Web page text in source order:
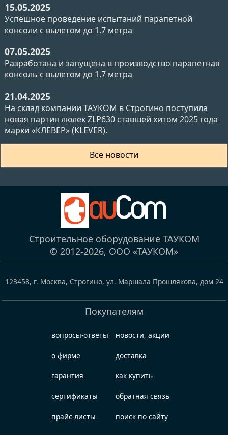
15.05.2025
Успешное проведение испытаний парапетной
консоли с вылетом до 1.7 метра
07.05.2025
Разработана и запущена в производство парапетная
консоль с вылетом до 1.7 метра
21.04.2025
На склад компании ТАУКОМ в Строгино поступила
новая партия люлек ZLP630 ставшей хитом 2025 года
марки «КЛЕВЕР» (KLEVER).
Все новости
Строительное оборудование ТАУКОМ
© 2012-2026, ООО «ТАУКОМ»
123458, г. Москва, Строгино, ул. Маршала Прошлякова, дом 24
Покупателям
вопросы-ответы
о фирме
гарантия
сертификаты
прайс-листы
новости, акции
доставка
как купить
обратная связь
поиск по сайту